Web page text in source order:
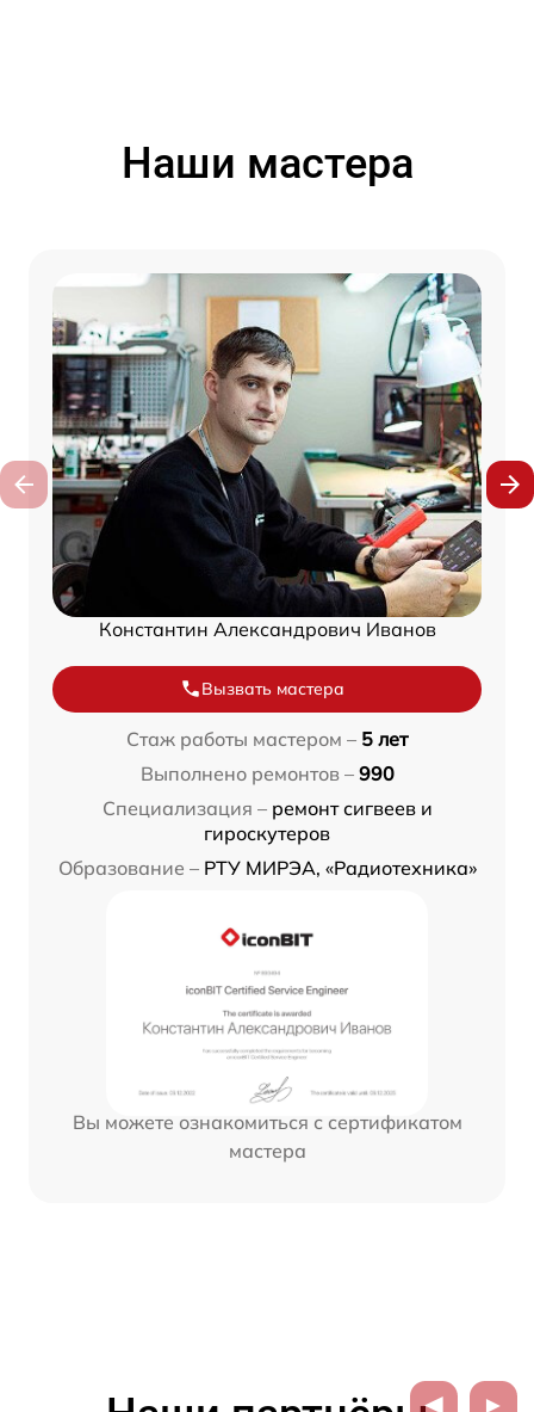
Наши мастера
Константин Александрович Иванов
Вызвать мастера
Стаж работы мастером – 5 лет
Выполнено ремонтов – 990
Специализация – ремонт сигвеев и
гироскутеров
Образование – РТУ МИРЭА, «Радиотехника»
Вы можете ознакомиться с сертификатом
мастера